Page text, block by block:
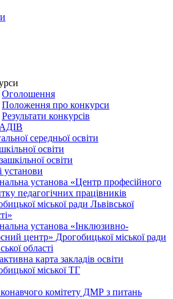
Оголошення
Положення про конкурси
Результати конкурсів
середньої освіти
освіти
освіти
установи
установа «Центр професійного
педагогічних працівників
міської ради Львівської
установа «Інклюзивно-
центр» Дрогобицької міської ради
області
карта закладів освіти
міської ТГ
комітету ДМР з питань